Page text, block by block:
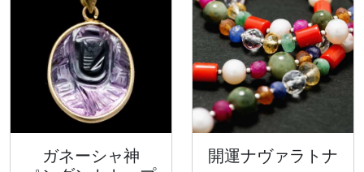
ガネーシャ神
開運ナヴァラトナ